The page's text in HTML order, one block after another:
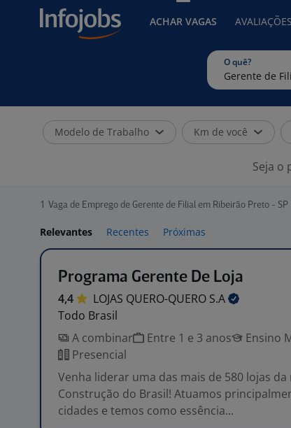
ACHAR VAGAS
O quê?
Modelo de Trabalho Km de você
Seja o
1 Vaga de Emprego de Gerente de Filial em Ribeirão Preto - SP
Relevantes Recentes Próximas
Programa Gerente De Loja
4,4 LOJAS QUERO-QUERO S.A
Todo Brasil
A combinar
Entre 1 e 3 anos
Ensino
Presencial
Venha liderar uma das mais de 580 lojas da
Construção do Brasil! Atuamos
cidades e temos como essência...